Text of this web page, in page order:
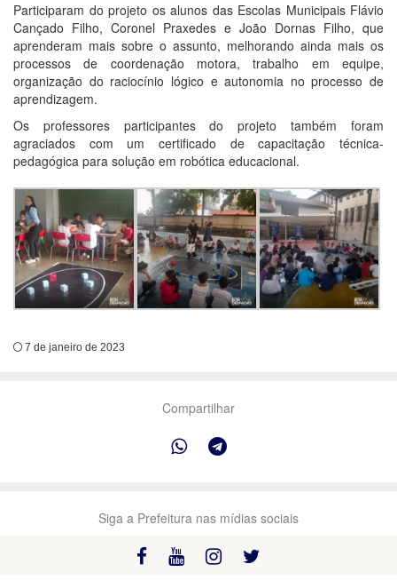
Participaram do projeto os alunos das Escolas Municipais Flávio
Cançado Filho, Coronel Praxedes e João Dornas Filho, que
aprenderam mais sobre o assunto, melhorando ainda mais os
processos de coordenação motora, trabalho em equipe,
organização do raciocínio lógico e autonomia no processo de
aprendizagem.
Os professores participantes do projeto também foram
agraciados com um certificado de capacitação técnica-
pedagógica para solução em robótica educacional.
7 de janeiro de 2023
Compartilhar
Siga a Prefeitura nas mídias sociais